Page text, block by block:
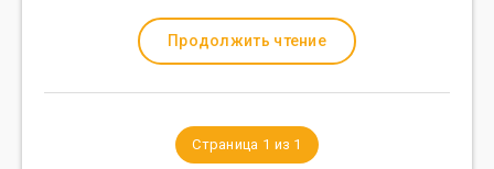
Продолжить чтение
Страница 1 из 1